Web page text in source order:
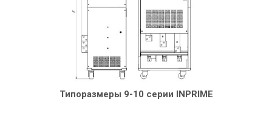
Типоразмеры 9-10 серии INPRIME